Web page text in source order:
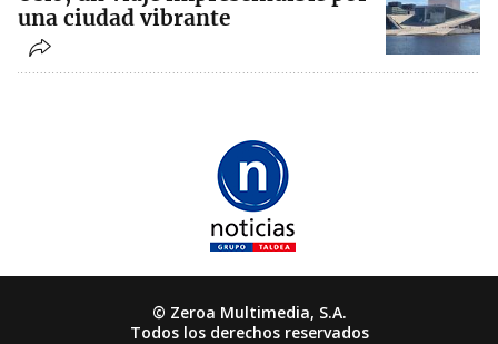
una ciudad vibrante
© Zeroa Multimedia, S.A.
Todos los derechos reservados